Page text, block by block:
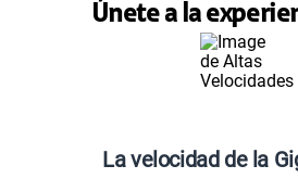
Únete a la
La velocidad de la